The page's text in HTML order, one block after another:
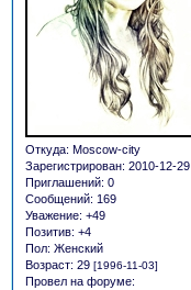
Откуда: Moscow-city
Зарегистрирован: 2010-12-29
Приглашений: 0
Сообщений: 169
Уважение: +49
Позитив: +4
Пол: Женский
Возраст: 29 [1996-11-03]
Провел на форуме: